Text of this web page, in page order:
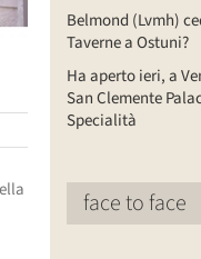
Belmond (Lvmh)
Taverne a Ostuni?
Ha aperto ieri, a
San Clemente
Specialità
face to face